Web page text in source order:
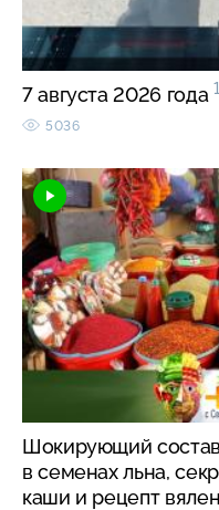
7 августа 2026 года
5036
Шокирующий
в семенах льна,
каши и рецепт